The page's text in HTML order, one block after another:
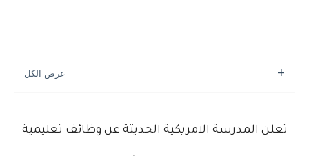
تعلن المدرسة الامريكية الحديثة عن وظائف تعليمية